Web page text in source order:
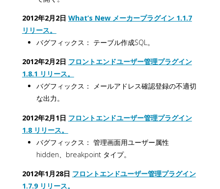
2012年2月2日 What’s New メーカープラグイン 1.1.7
リリース。
バグフィックス： テーブル作成SQL。
2012年2月2日 フロントエンドユーザー管理プラグイン
1.8.1 リリース。
バグフィックス： メールアドレス確認登録の不適切
な出力。
2012年2月1日 フロントエンドユーザー管理プラグイン
1.8 リリース。
バグフィックス： 管理画面用ユーザー属性
hidden、breakpoint タイプ。
2012年1月28日 フロントエンドユーザー管理プラグイン
1.7.9 リリース。